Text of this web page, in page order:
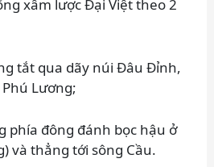
xâm lược Đại Việt theo 2
tắt qua dãy núi Đâu Đỉnh,
Lương;
phía đông đánh bọc hậu ở
và thẳng tới sông Cầu.